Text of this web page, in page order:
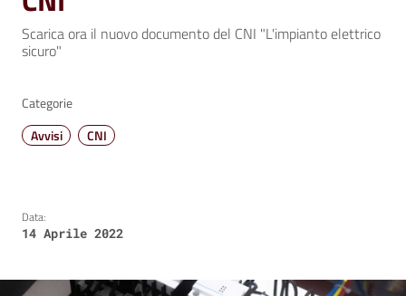
Scarica ora il nuovo documento del CNI "L'impianto elettrico
sicuro"
Categorie
Avvisi
CNI
Data:
14 Aprile 2022